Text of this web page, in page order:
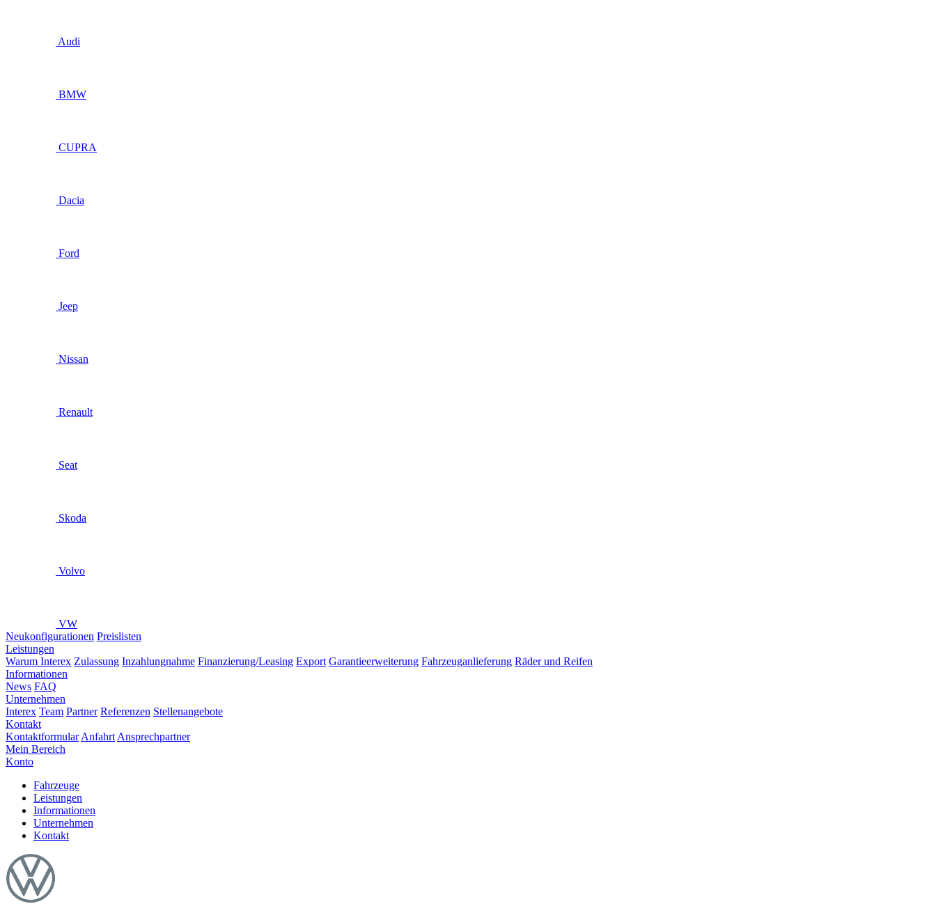
Audi
BMW
CUPRA
Dacia
Ford
Jeep
Nissan
Renault
Seat
Skoda
Volvo
VW
Neukonfigurationen Preislisten
Leistungen
Warum Interex Zulassung Inzahlungnahme Finanzierung/Leasing Export Garantieerweiterung Fahrzeuganlieferung Räder und Reifen
Informationen
News FAQ
Unternehmen
Interex Team Partner Referenzen Stellenangebote
Kontakt
Kontaktformular Anfahrt Ansprechpartner
Mein Bereich
Konto
Fahrzeuge
Leistungen
Informationen
Unternehmen
Kontakt